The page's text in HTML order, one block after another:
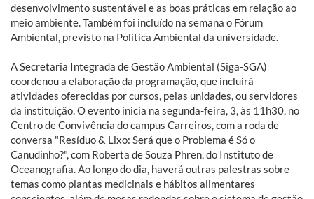
desenvolvimento sustentável e as boas práticas em relação ao
meio ambiente. Também foi incluído na semana o Fórum
Ambiental, previsto na Política Ambiental da universidade.
A Secretaria Integrada de Gestão Ambiental (Siga-SGA)
coordenou a elaboração da programação, que incluirá
atividades oferecidas por cursos, pelas unidades, ou servidores
da instituição. O evento inicia na segunda-feira, 3, às 11h30, no
Centro de Convivência do campus Carreiros, com a roda de
conversa "Resíduo & Lixo: Será que o Problema é Só o
Canudinho?", com Roberta de Souza Phren, do Instituto de
Oceanografia. Ao longo do dia, haverá outras palestras sobre
temas como plantas medicinais e hábitos alimentares